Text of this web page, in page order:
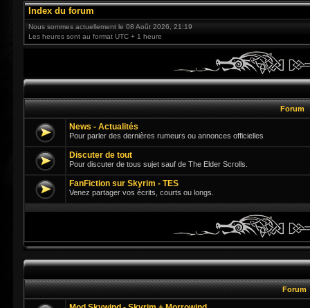
Index du forum
Nous sommes actuellement le 08 Août 2026, 21:19
Les heures sont au format UTC + 1 heure
Forum
News - Actualités
Pour parler des dernières rumeurs ou annonces officielles
Discuter de tout
Pour discuter de tous sujet sauf de The Elder Scrolls.
FanFiction sur Skyrim - TES
Venez partager vos écrits, courts ou longs.
Forum